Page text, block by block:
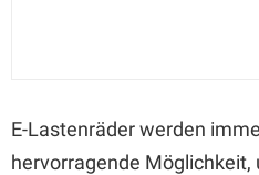
E-Lastenräder werden
hervorragende Möglichkeit,